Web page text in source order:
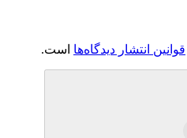
قوانین انتشار دیدگاه‌ها است.